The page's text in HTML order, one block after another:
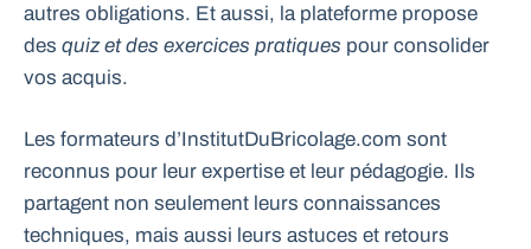
autres obligations. Et aussi, la plateforme propose
des quiz et des exercices pratiques pour consolider
vos acquis.
Les formateurs d’InstitutDuBricolage.com sont
reconnus pour leur expertise et leur pédagogie. Ils
partagent non seulement leurs connaissances
techniques, mais aussi leurs astuces et retours